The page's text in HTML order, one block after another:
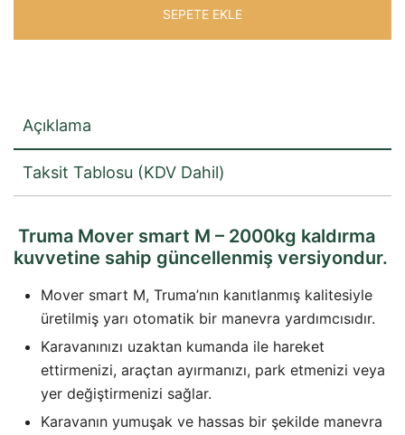
SEPETE EKLE
Açıklama
Taksit Tablosu (KDV Dahil)
Truma Mover smart M – 2000kg kaldırma
kuvvetine sahip güncellenmiş versiyondur.
Mover smart M, Truma’nın kanıtlanmış kalitesiyle
üretilmiş yarı otomatik bir manevra yardımcısıdır.
Karavanınızı uzaktan kumanda ile hareket
ettirmenizi, araçtan ayırmanızı, park etmenizi veya
yer değiştirmenizi sağlar.
Karavanın yumuşak ve hassas bir şekilde manevra